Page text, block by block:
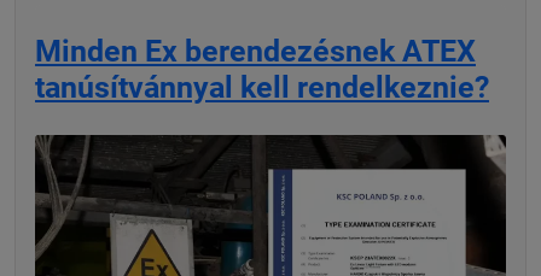
Minden Ex berendezésnek ATEX
tanúsítvánnyal kell rendelkeznie?